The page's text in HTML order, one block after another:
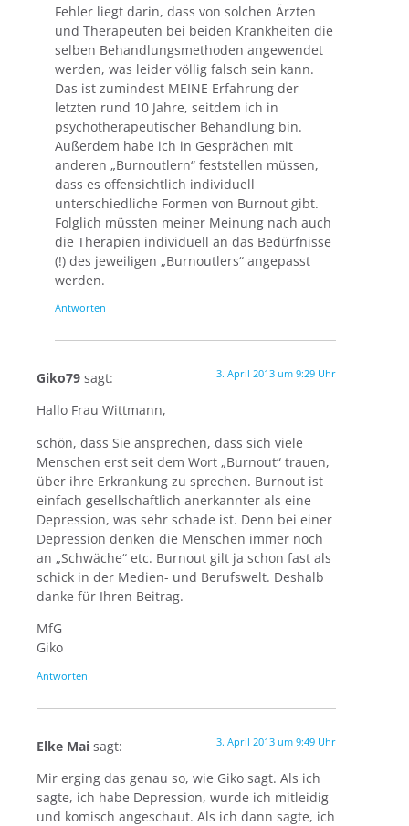
Fehler liegt darin, dass von solchen Ärzten
und Therapeuten bei beiden Krankheiten die
selben Behandlungsmethoden angewendet
werden, was leider völlig falsch sein kann.
Das ist zumindest MEINE Erfahrung der
letzten rund 10 Jahre, seitdem ich in
psychotherapeutischer Behandlung bin.
Außerdem habe ich in Gesprächen mit
anderen „Burnoutlern“ feststellen müssen,
dass es offensichtlich individuell
unterschiedliche Formen von Burnout gibt.
Folglich müssten meiner Meinung nach auch
die Therapien individuell an das Bedürfnisse
(!) des jeweiligen „Burnoutlers“ angepasst
werden.
Antworten
Giko79 sagt: 3. April 2013 um 9:29 Uhr
Hallo Frau Wittmann,
schön, dass Sie ansprechen, dass sich viele
Menschen erst seit dem Wort „Burnout“ trauen,
über ihre Erkrankung zu sprechen. Burnout ist
einfach gesellschaftlich anerkannter als eine
Depression, was sehr schade ist. Denn bei einer
Depression denken die Menschen immer noch
an „Schwäche“ etc. Burnout gilt ja schon fast als
schick in der Medien- und Berufswelt. Deshalb
danke für Ihren Beitrag.
MfG
Giko
Antworten
Elke Mai sagt: 3. April 2013 um 9:49 Uhr
Mir erging das genau so, wie Giko sagt. Als ich
sagte, ich habe Depression, wurde ich mitleidig
und komisch angeschaut. Als ich dann sagte, ich